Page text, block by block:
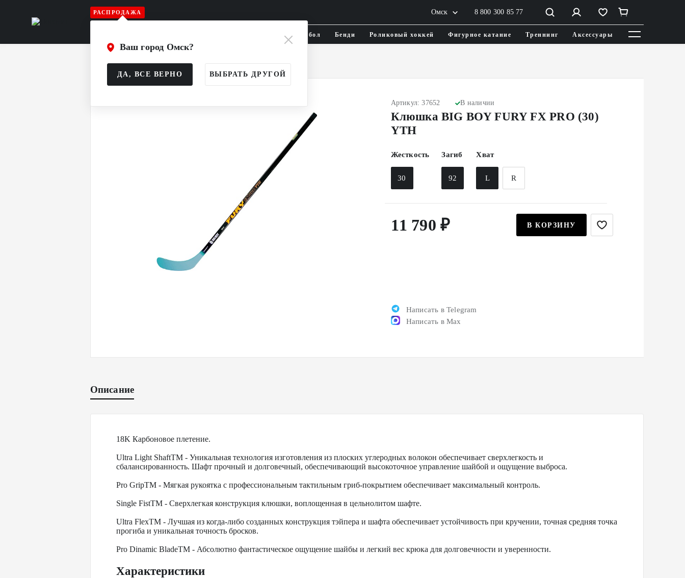
РАСПРОДАЖА Омск 8 800 300 85 77
Флорбол Бенди Роликовый хоккей Фигурное катание Треннинг Аксессуары
Ваш город Омск?
ДА, ВСЕ ВЕРНО ВЫБРАТЬ ДРУГОЙ
Главная Каталог Игрок Клюшки Детские (YTH)
Артикул: 37652 В наличии
Клюшка BIG BOY FURY FX PRO (30)
YTH
Жесткость
30
Загиб
92
Хват
L R
11 790 ₽ В КОРЗИНУ
Написать в Telegram
Написать в Max
Описание
18K Карбоновое плетение.
Ultra Light ShaftTM - Уникальная технология изготовления из плоских углеродных волокон обеспечивает сверхлегкость и
сбалансированность. Шафт прочный и долговечный, обеспечивающий высокоточное управление шайбой и ощущение выброса.
Pro GripTM - Мягкая рукоятка с профессиональным тактильным гриб-покрытием обеспечивает максимальный контроль.
Single FistTM - Сверхлегкая конструкция клюшки, воплощенная в цельнолитом шафте.
Ultra FlexTM - Лучшая из когда-либо созданных конструкция тэйпера и шафта обеспечивает устойчивость при кручении, точная средняя точка
прогиба и уникальная точность бросков.
Pro Dinamic BladeTM - Абсолютно фантастическое ощущение шайбы и легкий вес крюка для долговечности и уверенности.
Характеристики